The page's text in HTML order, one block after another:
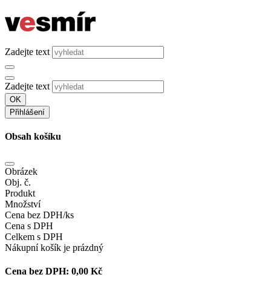
Zadejte text
Zadejte text
OK
Přihlášení
Obsah košíku
Obrázek
Obj. č.
Produkt
Množství
Cena bez DPH/ks
Cena s DPH
Celkem s DPH
Nákupní košík je prázdný
Cena bez DPH: 0,00 Kč